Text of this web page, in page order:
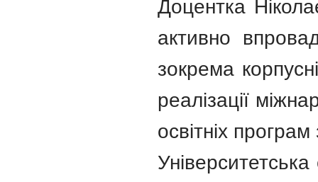
Доцентка
активно
зокрема
реалізації
освітніх